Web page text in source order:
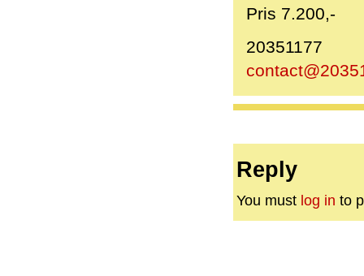
Pris 7.200,-
20351177
Reply
You must log in to